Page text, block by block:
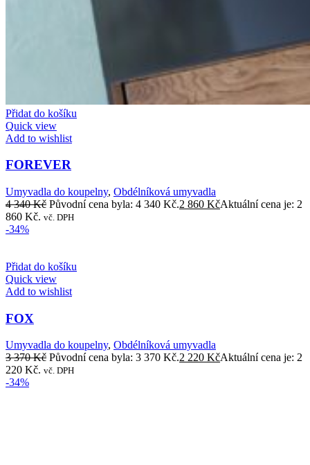
Přidat do košíku
Quick view
Add to wishlist
FOREVER
Umyvadla do koupelny, Obdélníková umyvadla
4 340Kč Původní cena byla: 4 340 Kč.2 860 KčAktuální cena je: 2
860 Kč. vč. DPH
-34%
Přidat do košíku
Quick view
Add to wishlist
FOX
Umyvadla do koupelny, Obdélníková umyvadla
3 370Kč Původní cena byla: 3 370 Kč.2 220 KčAktuální cena je: 2
220 Kč. vč. DPH
-34%